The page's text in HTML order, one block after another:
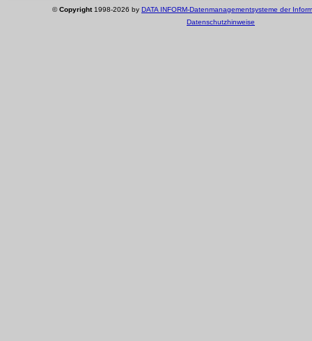
©Copyright1998-2026 by DATA INFORM-Datenmanagementsysteme der
Datenschutzhinweise